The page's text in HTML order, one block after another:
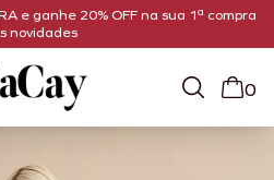
e ganhe 20% OFF na sua 1ª compra
novidades
0